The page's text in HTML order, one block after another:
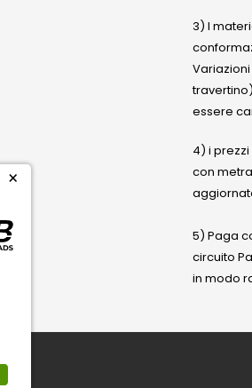
3) I
essere
4) i
con
5) Paga
circuito
in modo
×